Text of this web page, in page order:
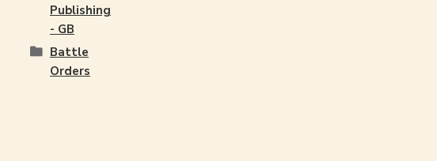
Publishing
- GB
Battle
Orders